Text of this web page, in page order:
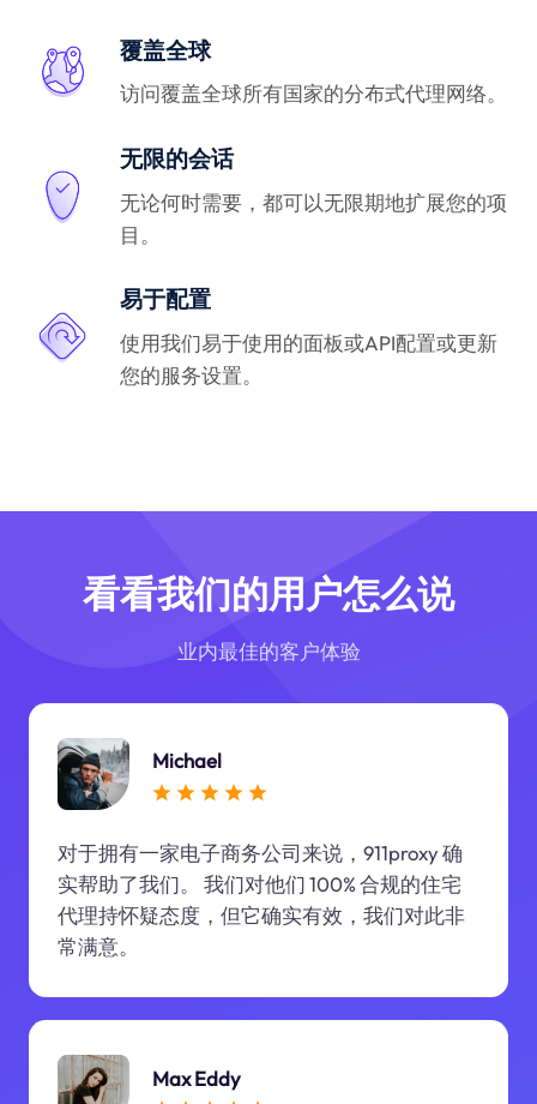
覆盖全球
访问覆盖全球所有国家的分布式代理网络。
无限的会话
无论何时需要，都可以无限期地扩展您的项
目。
易于配置
使用我们易于使用的面板或API配置或更新
您的服务设置。
看看我们的用户怎么说
业内最佳的客户体验
Michael
对于拥有一家电子商务公司来说，911proxy 确
实帮助了我们。 我们对他们 100% 合规的住宅
代理持怀疑态度，但它确实有效，我们对此非
常满意。
Max Eddy